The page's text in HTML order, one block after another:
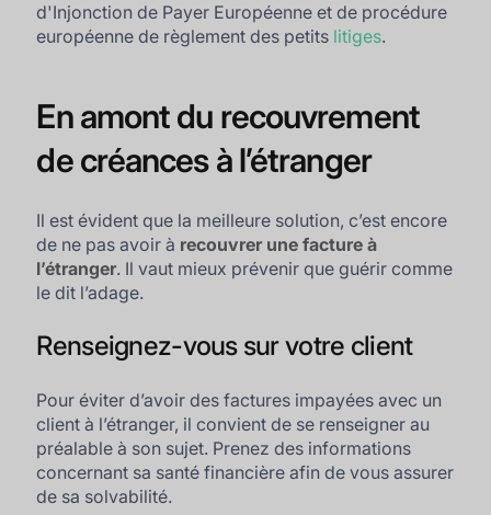
d'Injonction de Payer Européenne et de procédure
européenne de règlement des petits litiges.
En amont du recouvrement
de créances à l’étranger
Il est évident que la meilleure solution, c’est encore
de ne pas avoir à recouvrer une facture à
l’étranger. Il vaut mieux prévenir que guérir comme
le dit l’adage.
Renseignez-vous sur votre client
Pour éviter d’avoir des factures impayées avec un
client à l’étranger, il convient de se renseigner au
préalable à son sujet. Prenez des informations
concernant sa santé financière afin de vous assurer
de sa solvabilité.